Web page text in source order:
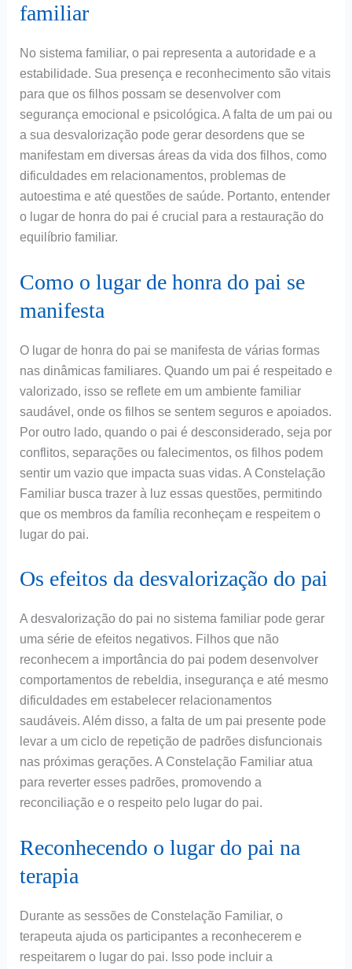
familiar
No sistema familiar, o pai representa a autoridade e a
estabilidade. Sua presença e reconhecimento são vitais
para que os filhos possam se desenvolver com
segurança emocional e psicológica. A falta de um pai ou
a sua desvalorização pode gerar desordens que se
manifestam em diversas áreas da vida dos filhos, como
dificuldades em relacionamentos, problemas de
autoestima e até questões de saúde. Portanto, entender
o lugar de honra do pai é crucial para a restauração do
equilíbrio familiar.
Como o lugar de honra do pai se
manifesta
O lugar de honra do pai se manifesta de várias formas
nas dinâmicas familiares. Quando um pai é respeitado e
valorizado, isso se reflete em um ambiente familiar
saudável, onde os filhos se sentem seguros e apoiados.
Por outro lado, quando o pai é desconsiderado, seja por
conflitos, separações ou falecimentos, os filhos podem
sentir um vazio que impacta suas vidas. A Constelação
Familiar busca trazer à luz essas questões, permitindo
que os membros da família reconheçam e respeitem o
lugar do pai.
Os efeitos da desvalorização do pai
A desvalorização do pai no sistema familiar pode gerar
uma série de efeitos negativos. Filhos que não
reconhecem a importância do pai podem desenvolver
comportamentos de rebeldia, insegurança e até mesmo
dificuldades em estabelecer relacionamentos
saudáveis. Além disso, a falta de um pai presente pode
levar a um ciclo de repetição de padrões disfuncionais
nas próximas gerações. A Constelação Familiar atua
para reverter esses padrões, promovendo a
reconciliação e o respeito pelo lugar do pai.
Reconhecendo o lugar do pai na
terapia
Durante as sessões de Constelação Familiar, o
terapeuta ajuda os participantes a reconhecerem e
respeitarem o lugar do pai. Isso pode incluir a